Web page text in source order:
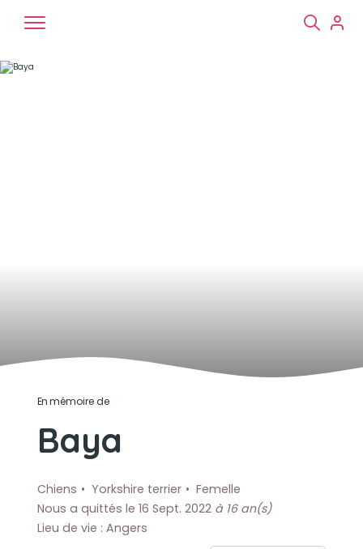
En mémoire de
Baya
Chiens Yorkshire terrier
Femelle
Nous a quittés le 16 Sept. 2022 à 16 an(s)
Lieu de vie : Angers